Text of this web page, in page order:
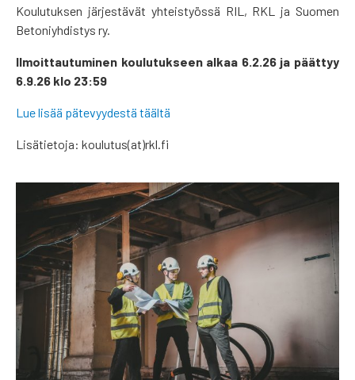
Koulutuksen järjestävät yhteistyössä RIL, RKL ja Suomen
Betoniyhdistys ry.
Ilmoittautuminen koulutukseen alkaa 6.2.26 ja päättyy
6.9.26 klo 23:59
Lue lisää pätevyydestä täältä
Lisätietoja: koulutus(at)rkl.fi